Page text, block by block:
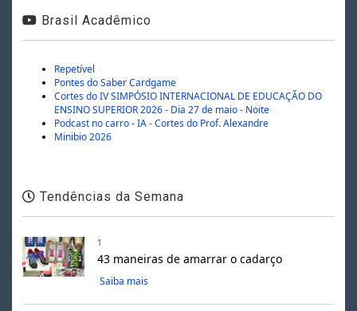
Brasil Acadêmico
Repetível
Pontes do Saber Cardgame
Cortes do IV SIMPÓSIO INTERNACIONAL DE EDUCAÇÃO DO
ENSINO SUPERIOR 2026 - Dia 27 de maio - Noite
Podcast no carro - IA - Cortes do Prof. Alexandre
Minibio 2026
Tendências da Semana
1
43 maneiras de amarrar o cadarço
Saiba mais